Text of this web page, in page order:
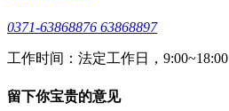
0371-63868876 63868897
工作时间：法定工作日，9:00~18:00
留下你宝贵的意见